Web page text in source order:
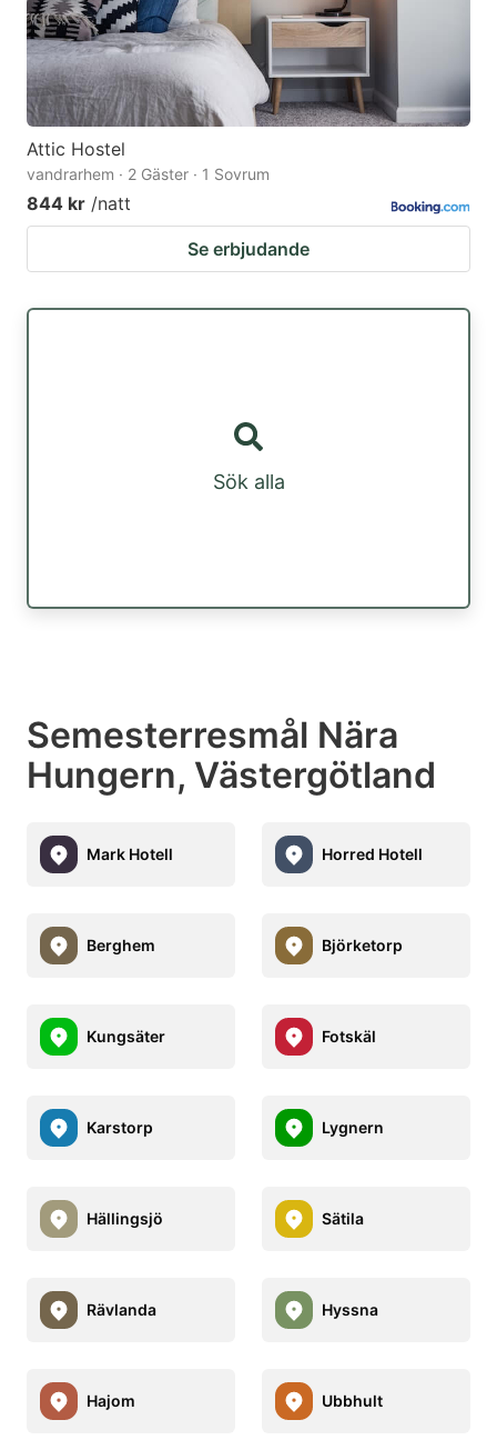
Attic Hostel
vandrarhem · 2 Gäster · 1 Sovrum
844 kr /natt
Se erbjudande
Sök alla
Semesterresmål Nära
Hungern, Västergötland
Mark Hotell Horred Hotell
Berghem Björketorp
Kungsäter Fotskäl
Karstorp Lygnern
Hällingsjö Sätila
Rävlanda Hyssna
Hajom Ubbhult